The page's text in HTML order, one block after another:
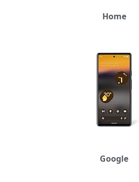
Home
Google